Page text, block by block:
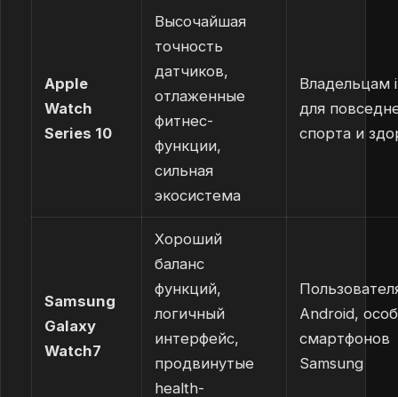
Apple
Watch
Series 10
Высочайшая
точность
датчиков,
отлаженные
фитнес-
функции,
сильная
экосистема
Владельцам
для
спорта и
Samsung
Galaxy
Watch7
Хороший
баланс
функций,
логичный
интерфейс,
продвинутые
health-
Android,
смартфонов
Samsung